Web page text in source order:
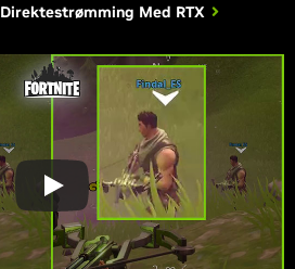
Direktestrømming Med RTX